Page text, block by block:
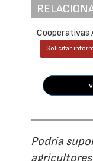
Cooperativas
Solicitar
Podría